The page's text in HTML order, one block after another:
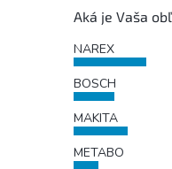
Aká je Vaša
NAREX
BOSCH
MAKITA
METABO